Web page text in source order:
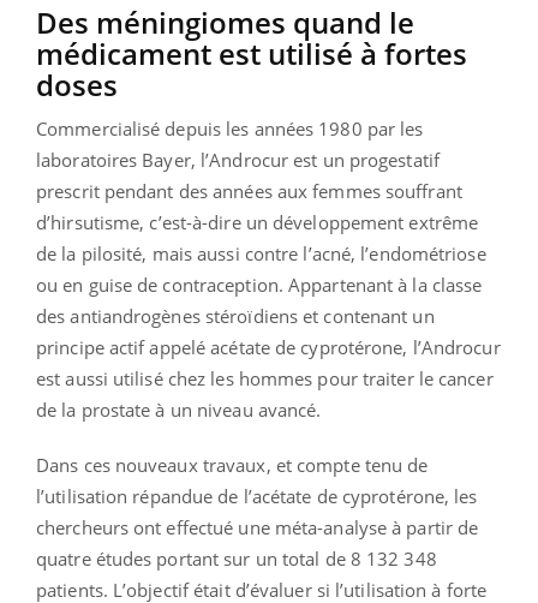
Des méningiomes quand le
médicament est utilisé à fortes
doses
Commercialisé depuis les années 1980 par les
laboratoires Bayer, l’Androcur est un progestatif
prescrit pendant des années aux femmes souffrant
d’hirsutisme, c’est-à-dire un développement extrême
de la pilosité, mais aussi contre l’acné, l’endométriose
ou en guise de contraception. Appartenant à la classe
des antiandrogènes stéroïdiens et contenant un
principe actif appelé acétate de cyprotérone, l’Androcur
est aussi utilisé chez les hommes pour traiter le cancer
de la prostate à un niveau avancé.
Dans ces nouveaux travaux, et compte tenu de
l’utilisation répandue de l’acétate de cyprotérone, les
chercheurs ont effectué une méta-analyse à partir de
quatre études portant sur un total de 8 132 348
patients. L’objectif était d’évaluer si l’utilisation à forte